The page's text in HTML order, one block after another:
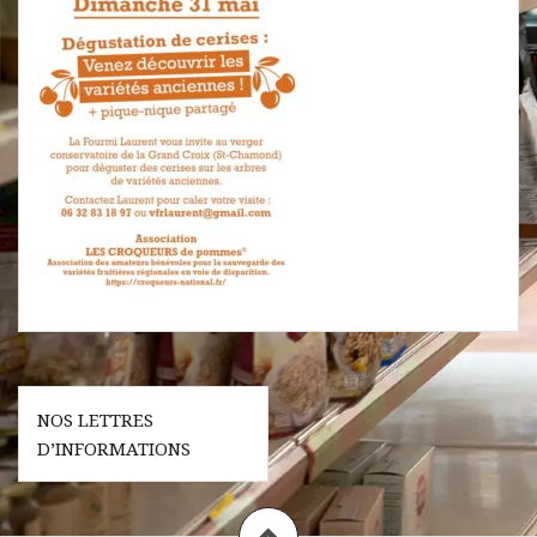
Navigation
de
l’article
NOS LETTRES
D’INFORMATIONS